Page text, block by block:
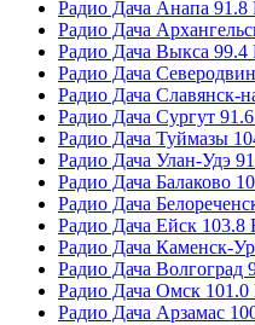
Радио Дача Анапа 91.8
Радио Дача
Радио Дача Выкса 99.4
Радио Дача
Радио Дача Славянск-
Радио Дача Сургут
Радио Дача Туймазы
Радио Дача Улан-Удэ
Радио Дача Балаково
Радио Дача
Радио Дача Ейск 103.8
Радио Дача Каменск-
Радио Дача Волгоград
Радио Дача Омск 101.0
Радио Дача Арзамас